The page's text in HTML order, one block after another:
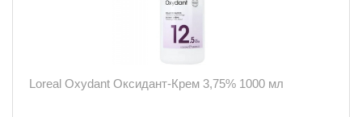
Loreal Oxydant Оксидант-Крем 3,75% 1000 мл